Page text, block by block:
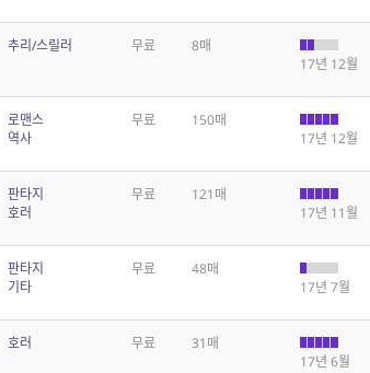
추리/스릴러 무료
8매
17년 12월
로맨스
역사
무료
150매
17년 12월
판타지
호러
무료
121매
17년 11월
판타지
기타
무료
48매
17년 7월
호러 무료
31매
17년 6월